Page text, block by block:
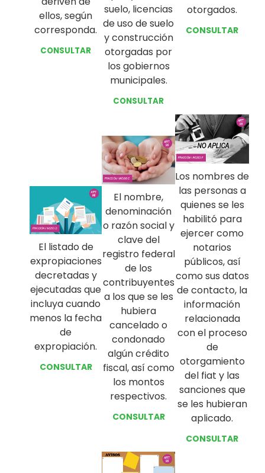
ellos, según
corresponda.
CONSULTAR
suelo, licencias
de uso de suelo
y construcción
otorgadas por
los gobiernos
municipales.
CONSULTAR
otorgados.
CONSULTAR
El listado de
expropiaciones
decretadas y
ejecutadas que
incluya cuando
menos la fecha
de
expropiación.
CONSULTAR
El nombre,
denominación
o razón social y
clave del
registro federal
de los
contribuyentes
a los que se les
hubiera
cancelado o
condonado
algún crédito
fiscal, así como
los montos
respectivos.
CONSULTAR
Los nombres de
las personas a
quienes se les
habilitó para
ejercer como
notarios
públicos, así
como sus datos
de contacto, la
información
relacionada
con el proceso
de
otorgamiento
del fiat y las
sanciones que
se les hubieran
aplicado.
CONSULTAR